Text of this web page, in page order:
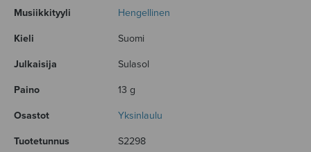
Musiikkityyli
Hengellinen
Kieli Suomi
Julkaisija Sulasol
Paino 13 g
Osastot Yksinlaulu
Tuotetunnus S2298